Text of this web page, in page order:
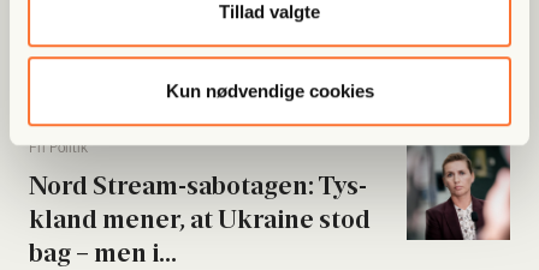
Tillad valgte
Kun nødvendige cookies
Byrå­ds­med­lem meldt til poli­ti­
et: Beskyl­des for...
Fri Poli­tik
Nord Stream-sabo­ta­gen: Tys­
kland mener, at Ukrai­ne stod
bag – men i...